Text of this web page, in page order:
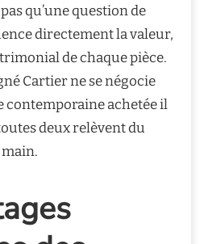
qu’une question de
directement la valeur,
de chaque pièce.
Cartier ne se négocie
contemporaine achetée il
deux relèvent du